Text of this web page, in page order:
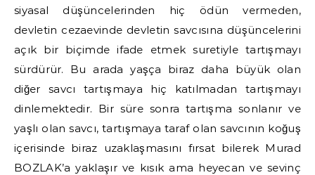
siyasal düşüncelerinden hiç ödün vermeden,
devletin cezaevinde devletin savcısına düşüncelerini
açık bir biçimde ifade etmek suretiyle tartışmayı
sürdürür. Bu arada yaşça biraz daha büyük olan
diğer savcı tartışmaya hiç katılmadan tartışmayı
dinlemektedir. Bir süre sonra tartışma sonlanır ve
yaşlı olan savcı, tartışmaya taraf olan savcının koğuş
içerisinde biraz uzaklaşmasını fırsat bilerek Murad
BOZLAK’a yaklaşır ve kısık ama heyecan ve sevinç